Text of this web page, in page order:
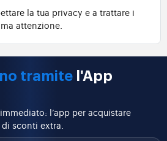
la tua privacy e a trattare i
attenzione.
tramite l'App
l’app per acquistare
sconti extra.